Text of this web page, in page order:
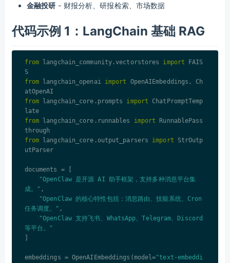
金融投研 - 财报分析、研报检索、市场数据
代码示例 1：LangChain 基础 RAG
from langchain_community.vectorstores import FAIS
S
from langchain_openai import
OpenAIEmbeddings, Ch
from langchain_core.prompts import ChatPromptTemp
from langchain_core.runnables import RunnablePass
from langchain_core.output_parsers import StrOutp
utParser
documents = [
"OpenClaw 是开源 AI 助手框架，支持多种消息平台集
成。" ,
"OpenClaw 的核心特性包括：消息路由、技能系统、Cron
任务调度。" ,
"OpenClaw 支持飞书、WhatsApp、Telegram、Discord
等平台。"
embeddings = OpenAIEmbeddings(model="text-embeddi